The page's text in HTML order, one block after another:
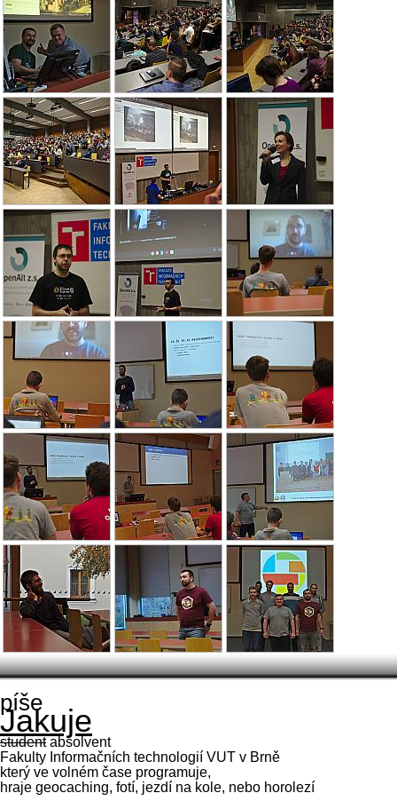
píše
Jakuje
studentabsolvent
Fakulty Informačních technologií VUT v Brně
který ve volném čase programuje,
hraje geocaching, fotí, jezdí na kole, nebo horolezí